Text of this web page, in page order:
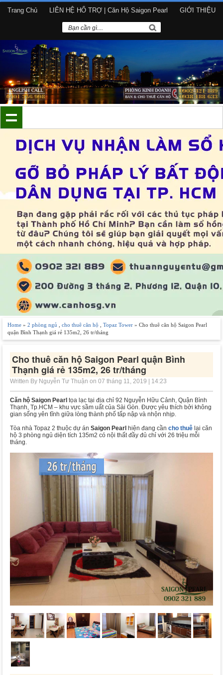
Trang Chủ LIÊN HỆ HỔ TRỢ | Căn Hộ Saigon Pearl GIỚI THIỆU
Home » 2 phòng ngủ cho thuê căn hộ Topaz Tower » Cho thuê căn hộ Saigon Pearl
quận Bình Thạnh giá rẻ 135m2, 26 tr/tháng
Cho thuê căn hộ Saigon Pearl quận Bình
Thạnh giá rẻ 135m2, 26 tr/tháng
Written By Nguyễn Tư Thuận on 07 tháng 11, 2019 | 14:23
Căn hộ Saigon Pearl tọa lạc tại địa chỉ 92 Nguyễn Hữu Cảnh, Quận Bình
Thạnh, Tp.HCM – khu vực sầm uất của Sài Gòn. Được yêu thích bởi không
gian sống yên tĩnh giữa lòng thành phố tấp nập và nhộn nhịp.
Tòa nhà Topaz 2 thuộc dự án Saigon Pearl hiện đang cần cho thuê lại căn
hộ 3 phòng ngủ diện tích 135m2 có nội thất đầy đủ chỉ với 26 triệu mỗi
tháng.